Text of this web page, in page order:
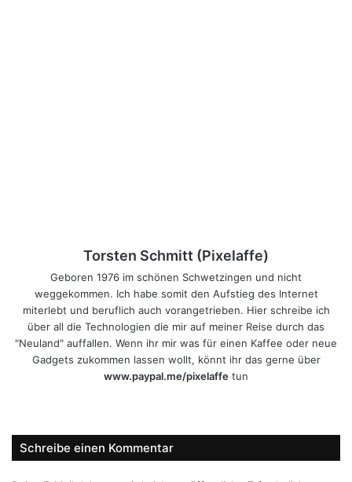
Torsten Schmitt (Pixelaffe)
Geboren 1976 im schönen Schwetzingen und nicht
weggekommen. Ich habe somit den Aufstieg des Internet
miterlebt und beruflich auch vorangetrieben. Hier schreibe ich
über all die Technologien die mir auf meiner Reise durch das
"Neuland" auffallen. Wenn ihr mir was für einen Kaffee oder neue
Gadgets zukommen lassen wollt, könnt ihr das gerne über
www.paypal.me/pixelaffe tun
Schreibe einen Kommentar